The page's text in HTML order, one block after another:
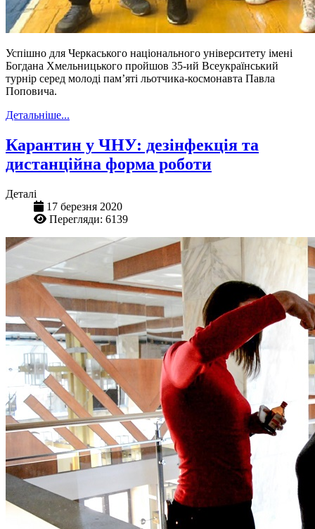
Успішно для Черкаського національного університету імені
Богдана Хмельницького пройшов 35-ий Всеукраїнський
турнір серед молоді пам’яті льотчика-космонавта Павла
Поповича.
Детальніше...
Карантин у ЧНУ: дезінфекція та
дистанційна форма роботи
Деталі
17 березня 2020
Перегляди: 6139